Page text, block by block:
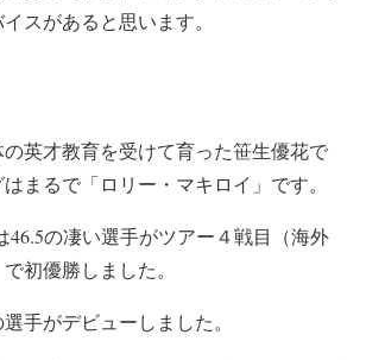
スがあると思います。
英才教育を受けて育った笹生優花で
まるで「ロリー・マキロイ」です。
46.5の凄い選手がツアー４戦目（海外
初優勝しました。
手がデビューしました。